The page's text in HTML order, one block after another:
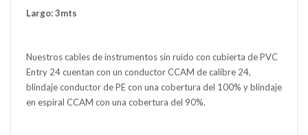
Largo: 3mts
Nuestros cables de instrumentos sin ruido con cubierta de PVC
Entry 24 cuentan con un conductor CCAM de calibre 24,
blindaje conductor de PE con una cobertura del 100% y blindaje
en espiral CCAM con una cobertura del 90%.